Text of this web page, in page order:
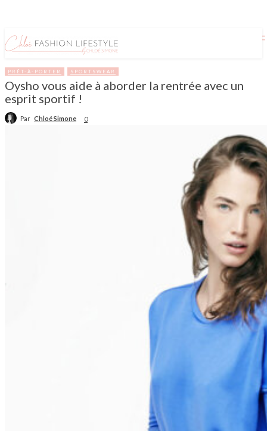
PRÊT-À-PORTER SPORTSWEAR
Oysho vous aide à aborder la rentrée avec un
esprit sportif !
Par Chloé Simone 0